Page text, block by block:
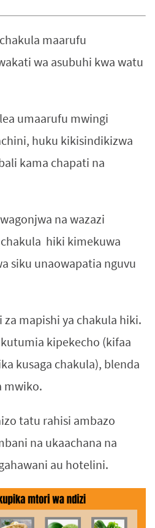
maarufu
wa asubuhi kwa watu
umaarufu mwingi
huku kikisindikizwa
kama chapati na
na wazazi
hiki kimekuwa
siku unaowapatia nguvu
mapishi ya chakula hiki.
kipekecho (kifaa
kusaga chakula), blenda
mwiko.
tatu rahisi ambazo
na ukaachana na
au hotelini.